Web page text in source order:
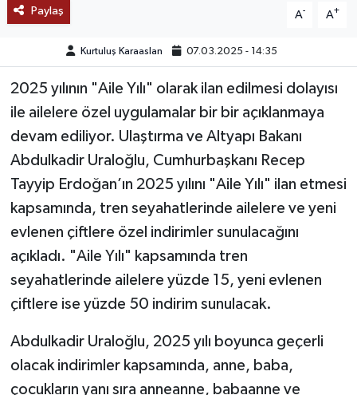
Paylaş A- A+
Kurtuluş Karaaslan 07.03.2025 - 14:35
2025 yılının "Aile Yılı" olarak ilan edilmesi dolayısı
ile ailelere özel uygulamalar bir bir açıklanmaya
devam ediliyor. Ulaştırma ve Altyapı Bakanı
Abdulkadir Uraloğlu, Cumhurbaşkanı Recep
Tayyip Erdoğan’ın 2025 yılını "Aile Yılı" ilan etmesi
kapsamında, tren seyahatlerinde ailelere ve yeni
evlenen çiftlere özel indirimler sunulacağını
açıkladı. "Aile Yılı" kapsamında tren
seyahatlerinde ailelere yüzde 15, yeni evlenen
çiftlere ise yüzde 50 indirim sunulacak.
Abdulkadir Uraloğlu, 2025 yılı boyunca geçerli
olacak indirimler kapsamında, anne, baba,
çocukların yanı sıra anneanne, babaanne ve
POPÜLER
DÜNYA
TREND
OTOMOTİV
TEKNOLOJİ
YAŞAM
KÜLTÜR SANAT